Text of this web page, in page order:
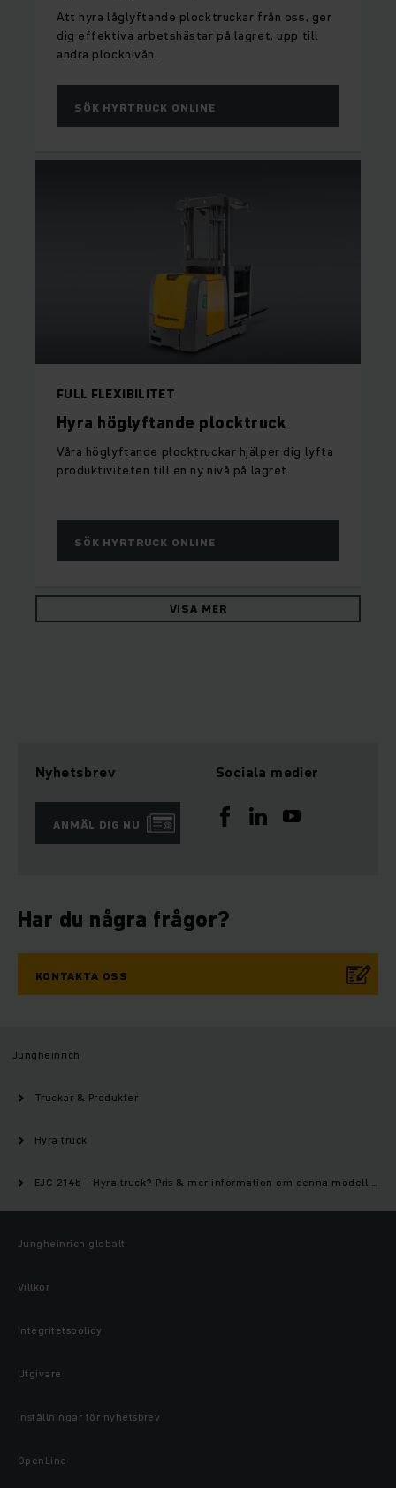
Att hyra låglyftande plocktruckar från oss, ger
dig effektiva arbetshästar på lagret, upp till
andra plocknivån.
SÖK HYRTRUCK ONLINE
FULL FLEXIBILITET
Hyra höglyftande plocktruck
Våra höglyftande plocktruckar hjälper dig lyfta
produktiviteten till en ny nivå på lagret.
SÖK HYRTRUCK ONLINE
VISA MER
Nyhetsbrev
ANMÄL DIG NU
Sociala medier
Har du några frågor?
KONTAKTA OSS
Jungheinrich
Truckar & Produkter
Hyra truck
EJC 214b - Hyra truck? Pris & mer information om denna modell | Jungheinrich
Jungheinrich globalt
Villkor
Integritetspolicy
Utgivare
Inställningar för nyhetsbrev
OpenLine